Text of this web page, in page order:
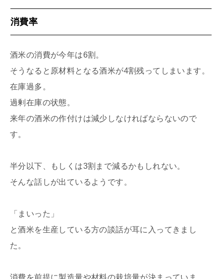
消費率
酒米の消費が今年は6割。
そうなると原材料となる酒米が4割残ってしまいます。
在庫過多。
過剰在庫の状態。
来年の酒米の作付けは減少しなければならないので
す。
半分以下、もしくは3割まで減るかもしれない。
そんな話しが出ているようです。
「まいった」
と酒米を生産している方の談話が耳に入ってきまし
た。
消費を前提に製造量や材料の栽培量が決まっていま